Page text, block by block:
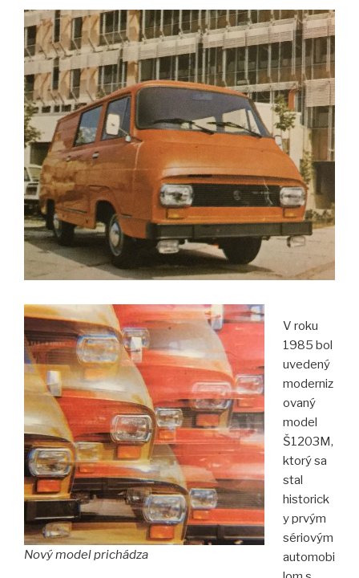
1930“
Nový model prichádza
V roku
1985 bol
uvedený
moderniz
ovaný
model
Š1203M,
ktorý sa
stal
historick
y prvým
sériovým
automobi